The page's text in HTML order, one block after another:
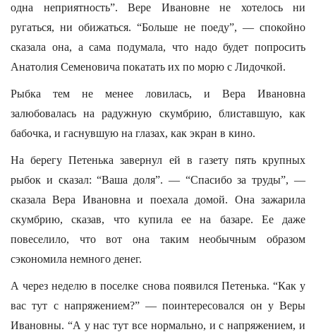
одна неприятность”. Вере Ивановне не хотелось ни
ругаться, ни обижаться. “Больше не поеду”, — спокойно
сказала она, а сама подумала, что надо будет попросить
Анатолия Семеновича покатать их по морю с Лидочкой.
Рыбка тем не менее ловилась, и Вера Ивановна
залюбовалась на радужную скумбрию, блиставшую, как
бабочка, и гаснувшую на глазах, как экран в кино.
На берегу Петенька завернул ей в газету пять крупных
рыбок и сказал: “Ваша доля”. — “Спасибо за труды”, —
сказала Вера Ивановна и поехала домой. Она зажарила
скумбрию, сказав, что купила ее на базаре. Ее даже
повеселило, что вот она таким необычным образом
сэкономила немного денег.
А через неделю в поселке снова появился Петенька. “Как у
вас тут с напряжением?” — поинтересовался он у Веры
Ивановны. “А у нас тут все нормально, и с напряжением, и